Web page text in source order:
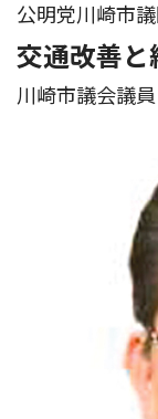
公明党川崎市
交通改善と
川崎市議会議